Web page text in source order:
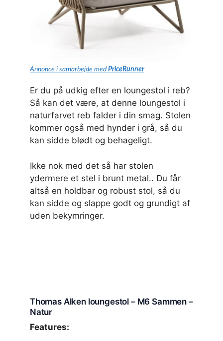
Annonce i samarbejde med PriceRunner
Er du på udkig efter en loungestol i reb?
Så kan det være, at denne loungestol i
naturfarvet reb falder i din smag. Stolen
kommer også med hynder i grå, så du
kan sidde blødt og behageligt.
Ikke nok med det så har stolen
ydermere et stel i brunt metal.. Du får
altså en holdbar og robust stol, så du
kan sidde og slappe godt og grundigt af
uden bekymringer.
Thomas Alken loungestol – M6 Sammen –
Natur
Features: